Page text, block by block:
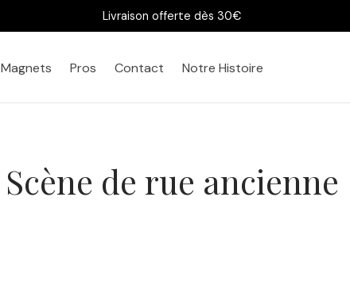
Livraison offerte dès 30€
Magnets Pros Contact Notre Histoire
Scène de rue ancienne